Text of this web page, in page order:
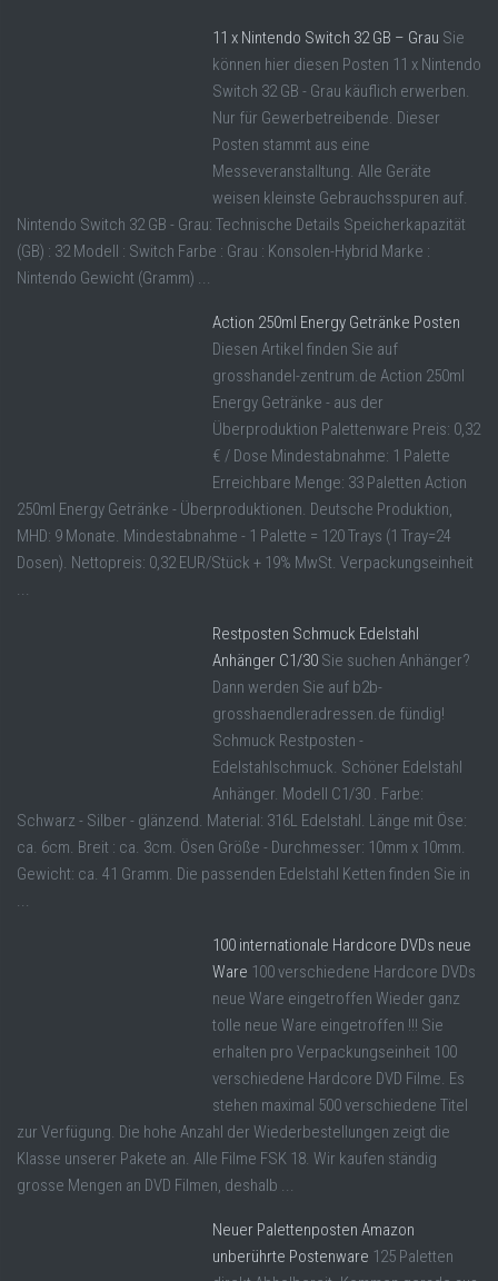
11 x Nintendo Switch 32 GB – Grau Sie
können hier diesen Posten 11 x Nintendo
Switch 32 GB - Grau käuflich erwerben.
Nur für Gewerbetreibende. Dieser
Posten stammt aus eine
Messeveranstalltung. Alle Geräte
weisen kleinste Gebrauchsspuren auf.
Nintendo Switch 32 GB - Grau: Technische Details Speicherkapazität
(GB) : 32 Modell : Switch Farbe : Grau : Konsolen-Hybrid Marke :
Nintendo Gewicht (Gramm) ...
Action 250ml Energy Getränke Posten
Diesen Artikel finden Sie auf
grosshandel-zentrum.de Action 250ml
Energy Getränke - aus der
Überproduktion Palettenware Preis: 0,32
€ / Dose Mindestabnahme: 1 Palette
Erreichbare Menge: 33 Paletten Action
250ml Energy Getränke - Überproduktionen. Deutsche Produktion,
MHD: 9 Monate. Mindestabnahme - 1 Palette = 120 Trays (1 Tray=24
Dosen). Nettopreis: 0,32 EUR/Stück + 19% MwSt. Verpackungseinheit
...
Restposten Schmuck Edelstahl
Anhänger C1/30 Sie suchen Anhänger?
Dann werden Sie auf b2b-
grosshaendleradressen.de fündig!
Schmuck Restposten -
Edelstahlschmuck. Schöner Edelstahl
Anhänger. Modell C1/30 . Farbe:
Schwarz - Silber - glänzend. Material: 316L Edelstahl. Länge mit Öse:
ca. 6cm. Breit : ca. 3cm. Ösen Größe - Durchmesser: 10mm x 10mm.
Gewicht: ca. 41 Gramm. Die passenden Edelstahl Ketten finden Sie in
...
100 internationale Hardcore DVDs neue
Ware 100 verschiedene Hardcore DVDs
neue Ware eingetroffen Wieder ganz
tolle neue Ware eingetroffen !!! Sie
erhalten pro Verpackungseinheit 100
verschiedene Hardcore DVD Filme. Es
stehen maximal 500 verschiedene Titel
zur Verfügung. Die hohe Anzahl der Wiederbestellungen zeigt die
Klasse unserer Pakete an. Alle Filme FSK 18. Wir kaufen ständig
grosse Mengen an DVD Filmen, deshalb ...
Neuer Palettenposten Amazon
unberührte Postenware 125 Paletten